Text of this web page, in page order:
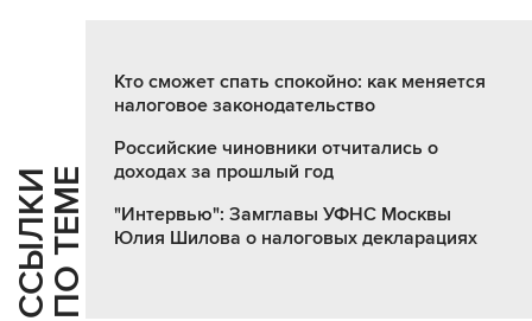
С
С
Ы
Л
К
И
П
О
Т
Е
МЕ
Кто сможет спать спокойно: как меняется
налоговое законодательство
Российские чиновники отчитались о
доходах за прошлый год
"Интервью": Замглавы УФНС Москвы
Юлия Шилова о налоговых декларациях